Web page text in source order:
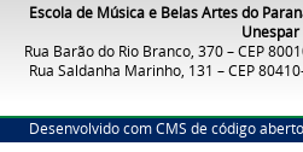
Escola de Música e Belas Artes do
Unespar
Rua Barão do Rio Branco, 370 – CEP
Rua Saldanha Marinho, 131 – CEP
Desenvolvido com CMS de código aberto